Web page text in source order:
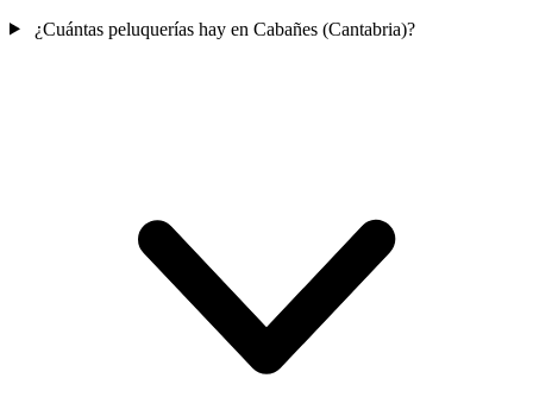
¿Cuántas peluquerías hay en Cabañes (Cantabria)?